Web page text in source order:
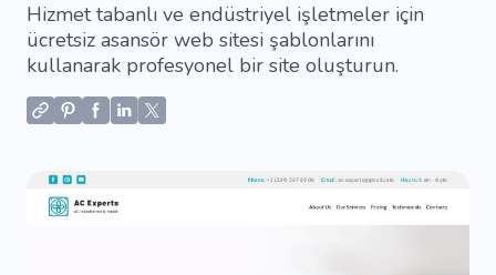
Hizmet tabanlı ve endüstriyel işletmeler için
ücretsiz asansör web sitesi şablonlarını
kullanarak profesyonel bir site oluşturun.